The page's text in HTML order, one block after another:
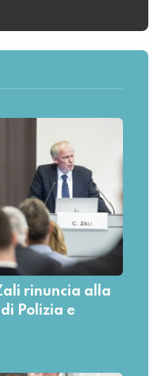
rinuncia alla
Polizia e